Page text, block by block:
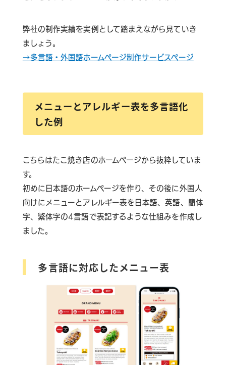
弊社の制作実績を実例として踏まえながら見ていき
ましょう。
→多言語・外国語ホームページ制作サービスページ
メニューとアレルギー表を多言語化
した例
こちらはたこ焼き店のホームページから抜粋していま
す。
初めに日本語のホームページを作り、その後に外国人
向けにメニューとアレルギー表を日本語、英語、簡体
字、繁体字の4言語で表記するような仕組みを作成し
ました。
多言語に対応したメニュー表